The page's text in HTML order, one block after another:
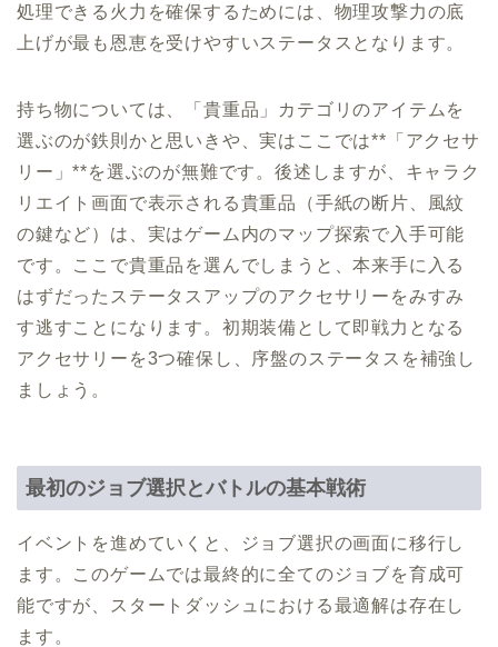
処理できる火力を確保するためには、物理攻撃力の底
上げが最も恩恵を受けやすいステータスとなります。
持ち物については、「貴重品」カテゴリのアイテムを
選ぶのが鉄則かと思いきや、実はここでは**「アクセサ
リー」**を選ぶのが無難です。後述しますが、キャラク
リエイト画面で表示される貴重品（手紙の断片、風紋
の鍵など）は、実はゲーム内のマップ探索で入手可能
です。ここで貴重品を選んでしまうと、本来手に入る
はずだったステータスアップのアクセサリーをみすみ
す逃すことになります。初期装備として即戦力となる
アクセサリーを3つ確保し、序盤のステータスを補強し
ましょう。
最初のジョブ選択とバトルの基本戦術
イベントを進めていくと、ジョブ選択の画面に移行し
ます。このゲームでは最終的に全てのジョブを育成可
能ですが、スタートダッシュにおける最適解は存在し
ます。